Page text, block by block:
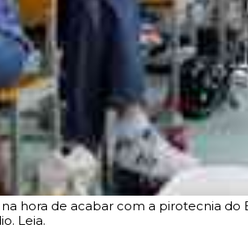
na hora de acabar com a pirotecnia
Leia.